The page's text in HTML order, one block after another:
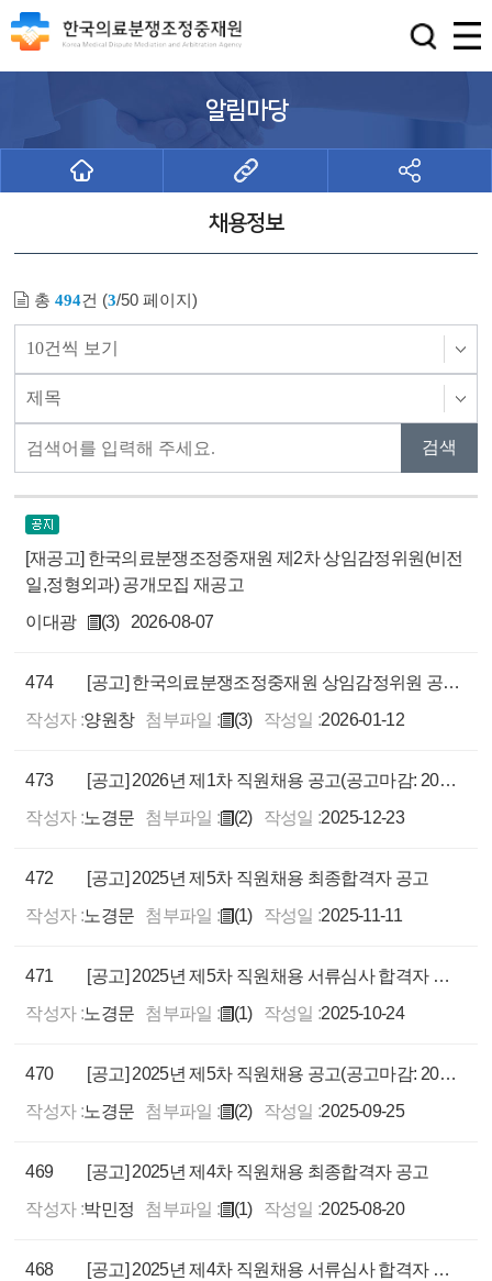
알림마당
채용정보
총494건 (3/50 페이지)
[재공고] 한국의료분쟁조정중재원 제2차 상임감정위원(비전
일,정형외과) 공개모집 재공고
이대광
(3) 2026-08-07
474
[공고] 한국의료분쟁조정중재원 상임감정위원 공개 모집
작성자 :양원창 첨부파일 : (3) 작성일 :2026-01-12
473
[공고] 2026년 제1차 직원채용 공고(공고마감: 2026.1.7.)
작성자 :노경문 첨부파일 : (2) 작성일 :2025-12-23
472
[공고] 2025년 제5차 직원채용 최종합격자 공고
작성자 :노경문 첨부파일 : (1) 작성일 :2025-11-11
471
[공고] 2025년 제5차 직원채용 서류심사 합격자 및 면접심사 계획 공고
작성자 :노경문 첨부파일 : (1) 작성일 :2025-10-24
470
[공고] 2025년 제5차 직원채용 공고(공고마감: 2025.10.14.)
작성자 :노경문 첨부파일 : (2) 작성일 :2025-09-25
469
[공고] 2025년 제4차 직원채용 최종합격자 공고
작성자 :박민정 첨부파일 : (1) 작성일 :2025-08-20
468
[공고] 2025년 제4차 직원채용 서류심사 합격자 및 면접심사 계획 공고